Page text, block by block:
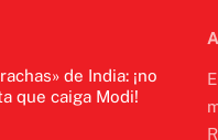
de India: ¡no
que caiga Modi!